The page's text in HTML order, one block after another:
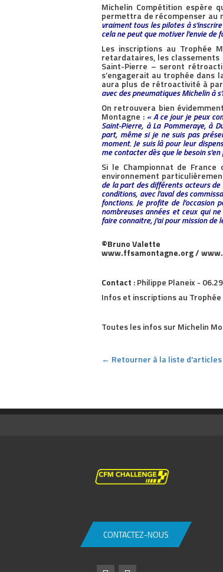
Michelin Compétition espère
permettra de récompenser au
vraiment tous les pilotes à
cela ne peut que motiver l’envie de
Les inscriptions au Trophée
retardataires, les classements
Saint-Pierre – seront
s’engagerait au trophée dans
aura plus de rétroactivité à
avec des pneumatiques Michelin à
On retrouvera bien
Montagne : « A ce jour je peux
Saint-Pierre, à La Pommeraye, à
part, même si je ne suis pas
moment. Je suis là pour leur
me contacter dès que le besoin
Si le Championnat de
environnement
de la part des différents acteurs
conditions, avec l’aval des
fonctions. Je profite de
nombreuses années et ceux qui
faire connaitre, j’ai pour mission de
©Bruno Valette
www.ffsamontagne.org /
Contact : Philippe Planeix -
Infos et inscriptions au Trophée
Toutes les infos sur Michelin
← Retourner à la liste d'articles
CONTACTEZ-NOUS